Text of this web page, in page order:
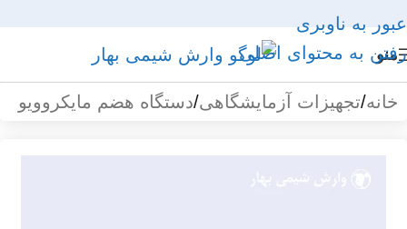
عبور به ناوبری
رفتن به محتوای اصلی
منو
خانه/تجهیزات آزمایشگاهی/دستگاه هضم مایکروویو